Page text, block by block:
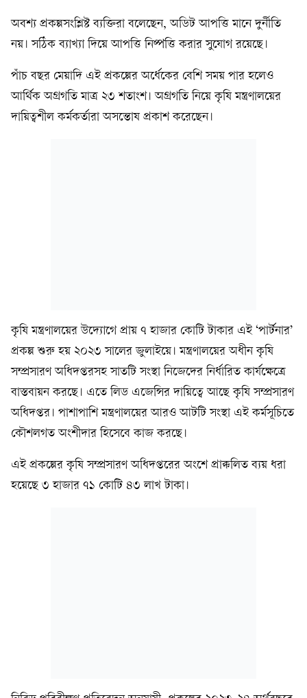
অবশ্য প্রকল্পসংশ্লিষ্ট ব্যক্তিরা বলেছেন, অডিট আপত্তি মানে দুর্নীতি
নয়। সঠিক ব্যাখ্যা দিয়ে আপত্তি নিষ্পত্তি করার সুযোগ রয়েছে।
পাঁচ বছর মেয়াদি এই প্রকল্পের অর্ধেকের বেশি সময় পার হলেও
আর্থিক অগ্রগতি মাত্র ২৩ শতাংশ। অগ্রগতি নিয়ে কৃষি মন্ত্রণালয়ের
দায়িত্বশীল কর্মকর্তারা অসন্তোষ প্রকাশ করেছেন।
কৃষি মন্ত্রণালয়ের উদ্যোগে প্রায় ৭ হাজার কোটি টাকার এই ‘পার্টনার’
প্রকল্প শুরু হয় ২০২৩ সালের জুলাইয়ে। মন্ত্রণালয়ের অধীন কৃষি
সম্প্রসারণ অধিদপ্তরসহ সাতটি সংস্থা নিজেদের নির্ধারিত কার্যক্ষেত্রে
বাস্তবায়ন করছে। এতে লিড এজেন্সির দায়িত্বে আছে কৃষি সম্প্রসারণ
অধিদপ্তর। পাশাপাশি মন্ত্রণালয়ের আরও আটটি সংস্থা এই কর্মসূচিতে
কৌশলগত অংশীদার হিসেবে কাজ করছে।
এই প্রকল্পের কৃষি সম্প্রসারণ অধিদপ্তরের অংশে প্রাক্কলিত ব্যয় ধরা
হয়েছে ৩ হাজার ৭১ কোটি ৪৩ লাখ টাকা।